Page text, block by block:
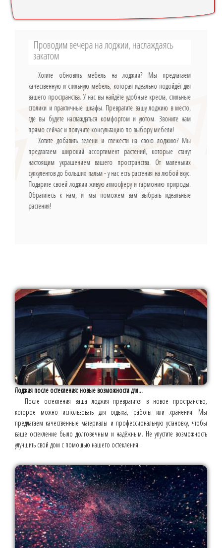
Проводим вечера на лоджии, наслаждаясь
закатом
Хотите обновить мебель на лоджии? Мы предлагаем
качественную и стильную мебель, которая идеально подойдёт для
вашего пространства. У нас вы найдёте удобные кресла, стильные
столики и практичные шкафы. Превратите вашу лоджию в место,
где вы будете наслаждаться комфортом и уютом. Звоните нам
прямо сейчас и получите консультацию по выбору мебели!
Хотите добавить зелени и свежести на свою лоджию? Мы
предлагаем широкий ассортимент растений, которые станут
настоящим украшением вашего пространства. От маленьких
суккулентов до больших пальм - у нас есть растения на любой вкус.
Подарите своей лоджии живую атмосферу и гармонию природы.
Обратитесь к нам, и мы поможем вам выбрать идеальные
растения!
Лоджия после остекления: новые возможности для...
После остекления ваша лоджия превратится в новое пространство,
которое можно использовать для отдыха, работы или хранения. Мы
предлагаем качественные материалы и профессиональную установку, чтобы
ваше остекление было долговечным и надёжным. Не упустите возможность
улучшить свой дом с помощью нашего остекления.